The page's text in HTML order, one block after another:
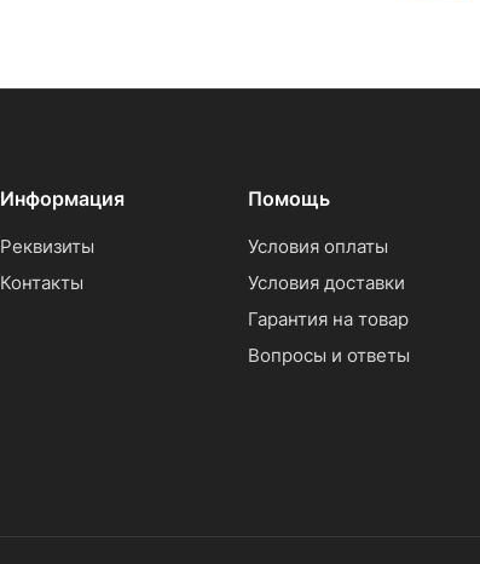
Информация
Реквизиты
Контакты
Помощь
Условия оплаты
Условия доставки
Гарантия на товар
Вопросы и ответы